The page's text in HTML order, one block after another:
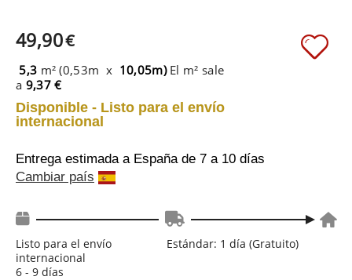
49,90€
5,3 m² (0,53m x 10,05m) El m² sale
a 9,37 €
Disponible - Listo para el envío
internacional
Entrega estimada a España de 7 a 10 días
Cambiar país
Listo para el envío
internacional
6 - 9 días
Estándar: 1 día (Gratuito)